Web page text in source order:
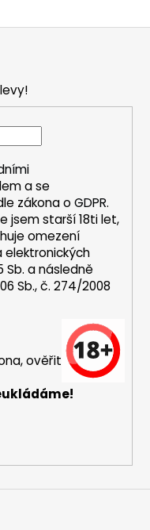
a se
zákona oGDPR.
jsem starší 18ti let,
omezení
Sb. a následně
Sb., č. 274/2008
ověřit